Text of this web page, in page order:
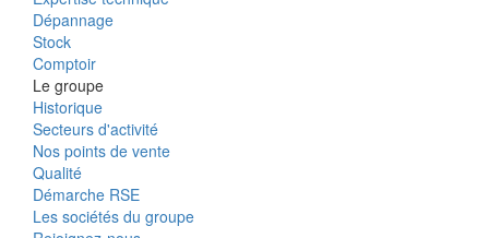
Dépannage
Stock
Comptoir
Le groupe
Historique
Secteurs d'activité
Nos points de vente
Qualité
Démarche RSE
Les sociétés du groupe